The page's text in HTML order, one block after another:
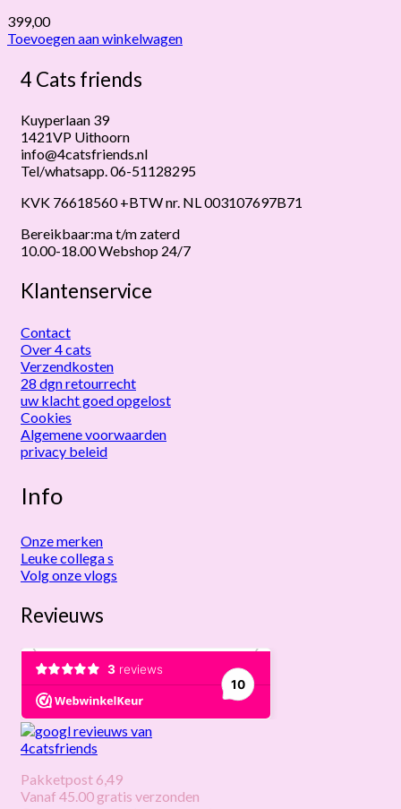
399,00
Toevoegen aan winkelwagen
4 Cats friends
Kuyperlaan 39
1421VP Uithoorn
info@4catsfriends.nl
Tel/whatsapp. 06-51128295
KVK 76618560 +BTW nr. NL 003107697B71
Bereikbaar:ma t/m zaterd
10.00-18.00 Webshop 24/7
Klantenservice
Contact
Over 4 cats
Verzendkosten
28 dgn retourrecht
uw klacht goed opgelost
Cookies
Algemene voorwaarden
privacy beleid
Info
Onze merken
Leuke collega s
Volg onze vlogs
Revieuws
Pakketpost 6,49
Vanaf 45.00 gratis verzonden